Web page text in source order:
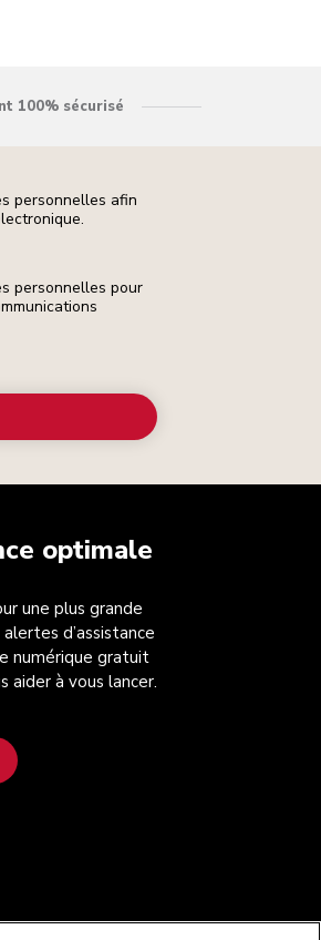
100% sécurisé
personnelles afin
personnelles pour
optimale
une plus grande
d’assistance
numérique gratuit
aider à vous lancer.